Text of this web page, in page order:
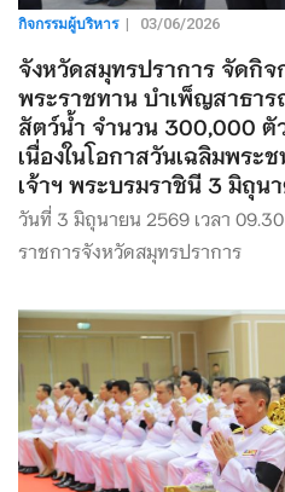
กิจกรรมผู้บริหาร| 03/06/2026
จังหวัดสมุทรปราการ จัดกิจ
พระราชทาน บำเพ็ญสาธา
สัตว์น้ำ จำนวน 300,000 ตั
เนื่องในโอกาสวันเฉลิมพระ
เจ้าฯ พระบรมราชินี 3 มิถุน
วันที่ 3 มิถุนายน 2569 เวลา
ราชการจังหวัดสมุทรปราการ